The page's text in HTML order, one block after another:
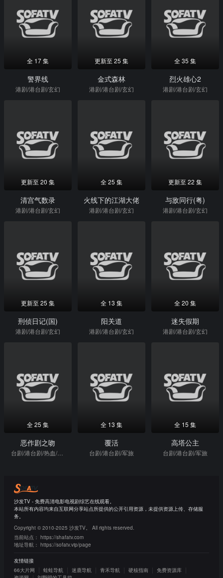
全 17 集
警界线
港剧/港台剧/玄幻
更新至 25 集
金式森林
港剧/港台剧/玄幻
全 35 集
烈火雄心2
港剧/港台剧/玄幻
更新至 20 集
清宫气数录
港剧/港台剧/玄幻
全 25 集
火线下的江湖大佬
港剧/港台剧/玄幻
更新至 22 集
与敌同行(粤)
港剧/港台剧/玄幻
更新至 25 集
刑侦日记(国)
港剧/港台剧/玄幻
全 13 集
阳关道
港剧/港台剧/玄幻
全 20 集
迷失假期
港剧/港台剧/玄幻
全 25 集
恶作剧之吻
台剧/港台剧/热血/日本动漫
全 13 集
覆活
台剧/港台剧/军旅
全 15 集
高塔公主
台剧/港台剧/军旅
沙发TV - 免费高清电影电视剧综艺在线观看。
本站所有内容均来自互联网分享站点所提供的公开引用资源，未提供资源上传、存储服
务。
Copyright © 2010-2025 沙发TV。 All rights reserved.
当前站点： https://shafatv.com
地址导航： https://sofatv.vip/page
友情链接
66大片网
蛙蛙导航 迷鹿导航 青禾导航 硬核指南
免费资源库